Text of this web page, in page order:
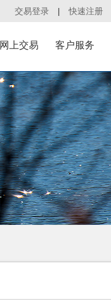
交易登录 | 快速注册
网上交易 客户服务